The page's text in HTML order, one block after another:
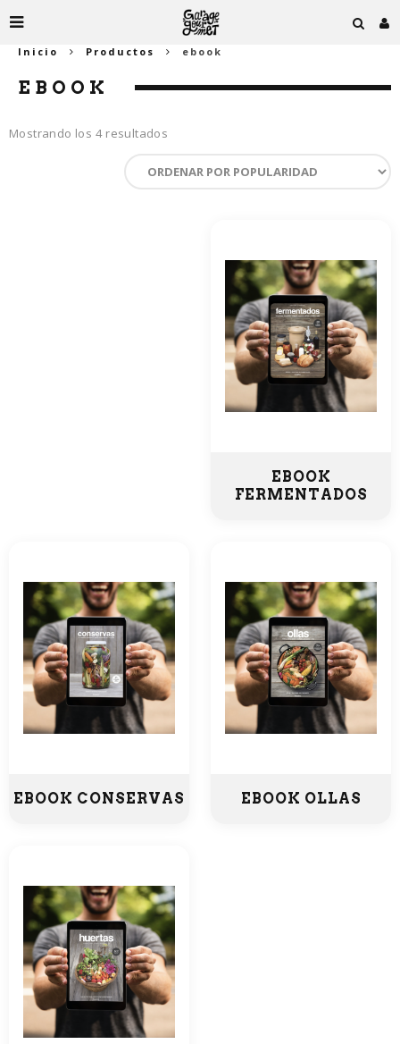
Inicio Productos ebook
EBOOK
Mostrando los 4 resultados
popularidad
EBOOK
FERMENTADOS
EBOOK CONSERVAS EBOOK OLLAS